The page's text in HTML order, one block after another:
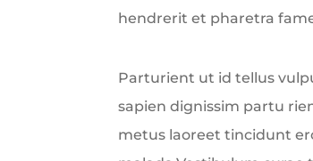
hendrerit et pharetra
Parturient ut id tellus
sapien dignissim partu
metus laoreet tincidunt